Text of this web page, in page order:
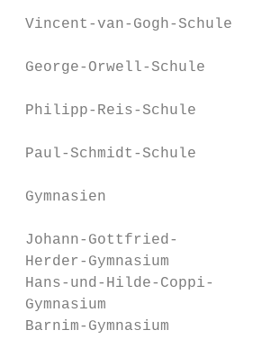
Vincent-van-Gogh-
George-Orwell-Schule
Philipp-Reis-Schule
Paul-Schmidt-Schule
Gymnasien
Johann-Gottfried-
Herder-Gymnasium
Hans-und-Hilde-Coppi-
Gymnasium
Barnim-Gymnasium